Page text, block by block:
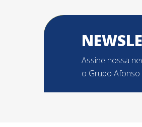
Assine nossa
o Grupo Afonso